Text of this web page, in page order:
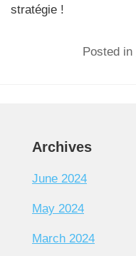
stratégie !
Posted in
Archives
June 2024
May 2024
March 2024